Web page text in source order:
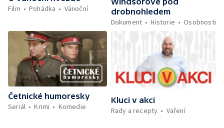
Film
Pohádka Vánoční
drobnohledem
Dokument
Historie Osobnosti
Četnické humoresky
Seriál
Krimi Komedie
Kluci v akci
Rady a recepty
Vaření